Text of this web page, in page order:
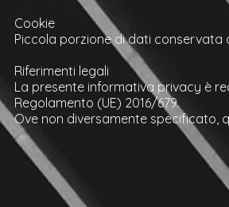
Cookie
Piccola porzione di dati conservata
Riferimenti legali
La presente informativa privacy è
Regolamento (UE) 2016/679.
Ove non diversamente specificato,